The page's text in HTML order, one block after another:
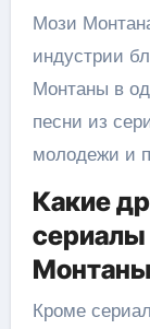
Мози
индустрии
Монтаны в
песни из
молодежи и
Какие
сериалы
Кроме